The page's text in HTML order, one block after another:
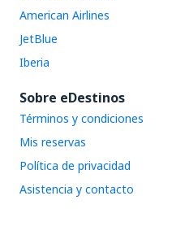
American Airlines
JetBlue
Iberia
Sobre eDestinos
Términos y condiciones
Mis reservas
Política de privacidad
Asistencia y contacto